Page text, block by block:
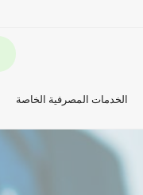
الخدمات المصرفية الخاصة